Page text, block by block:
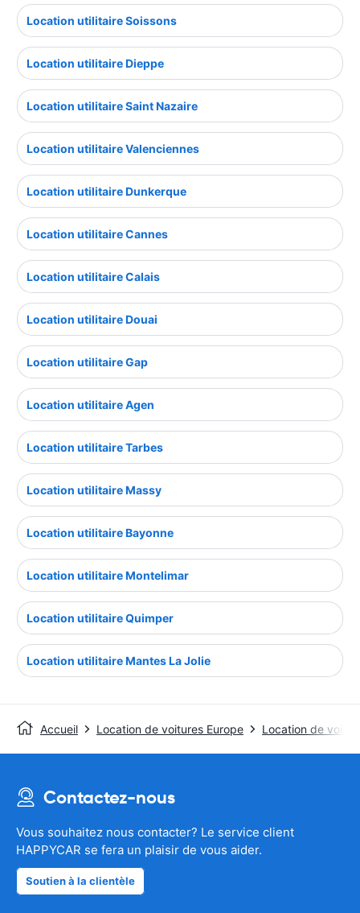
Location utilitaire Soissons
Location utilitaire Dieppe
Location utilitaire Saint Nazaire
Location utilitaire Valenciennes
Location utilitaire Dunkerque
Location utilitaire Cannes
Location utilitaire Calais
Location utilitaire Douai
Location utilitaire Gap
Location utilitaire Agen
Location utilitaire Tarbes
Location utilitaire Massy
Location utilitaire Bayonne
Location utilitaire Montelimar
Location utilitaire Quimper
Location utilitaire Mantes La Jolie
Accueil Location de voitures Europe Location de
Contactez-nous
Vous souhaitez nous contacter? Le service client
HAPPYCAR se fera un plaisir de vous aider.
Soutien à la clientèle